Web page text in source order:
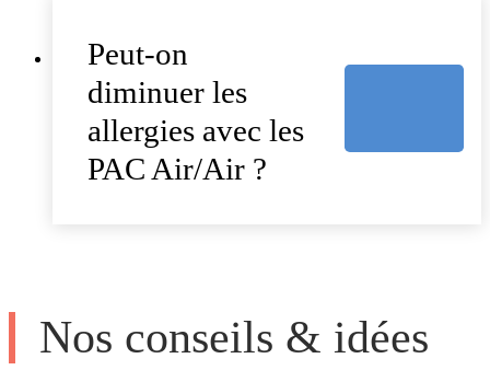
Peut-on
diminuer les
allergies avec les
PAC Air/Air ?
Nos conseils & idées